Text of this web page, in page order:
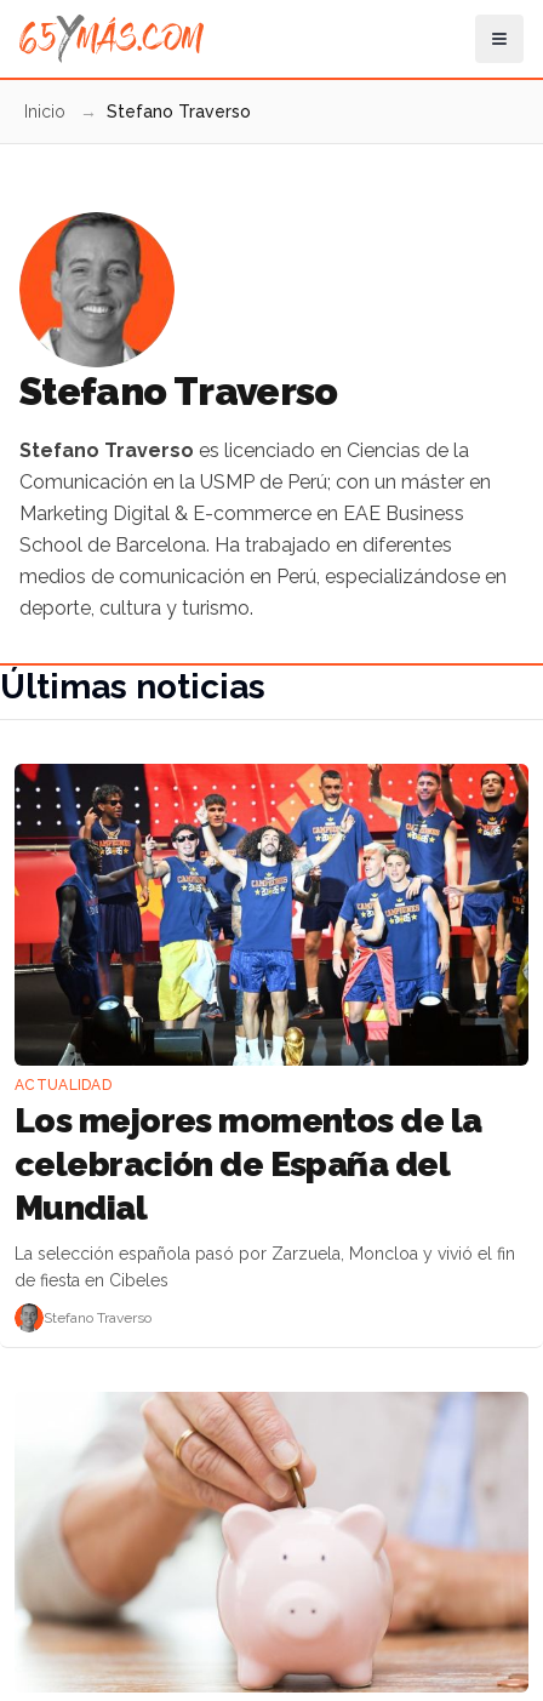
Inicio → Stefano Traverso
Stefano Traverso
Stefano Traverso es licenciado en Ciencias de la
Comunicación en la USMP de Perú; con un máster en
Marketing Digital & E-commerce en EAE Business
School de Barcelona. Ha trabajado en diferentes
medios de comunicación en Perú, especializándose en
deporte, cultura y turismo.
Últimas noticias
ACTUALIDAD
Los mejores momentos de la
celebración de España del
Mundial
La selección española pasó por Zarzuela, Moncloa y vivió el fin
de fiesta en Cibeles
Stefano Traverso